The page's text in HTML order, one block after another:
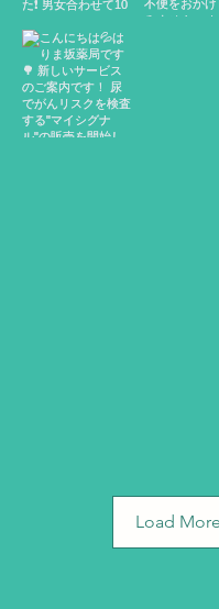
Load More